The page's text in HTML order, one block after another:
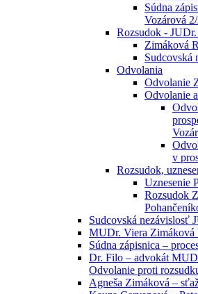
Súdna
Vozárová
Rozsudok -
Zimáková
Sudcovská
Odvolania
Odvolanie
Odvolanie
v
Rozsudok,
Uznesenie
Rozsudok
Sudcovská nezávislosť
MUDr. Viera Zimáková
Súdna zápisnica –
Dr. Filo – advokát
Odvolanie proti
Agneša Zimáková –